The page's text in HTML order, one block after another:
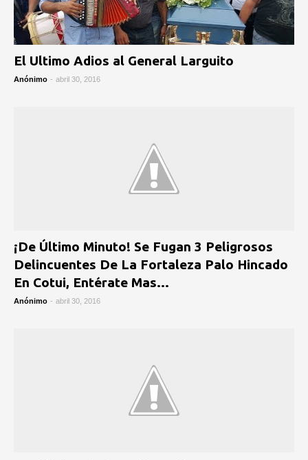
El Ultimo Adios al General Larguito
Anónimo - abril 30, 2016
¡De Último Minuto! Se Fugan 3 Peligrosos
Delincuentes De La Fortaleza Palo Hincado
En Cotui, Entérate Mas…
Anónimo - abril 30, 2016